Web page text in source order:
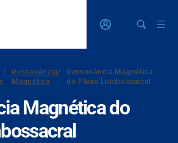
/
Ressonância
Magnética
/
Ressonância Magnética
do Plexo Lombossacral
Magnética do